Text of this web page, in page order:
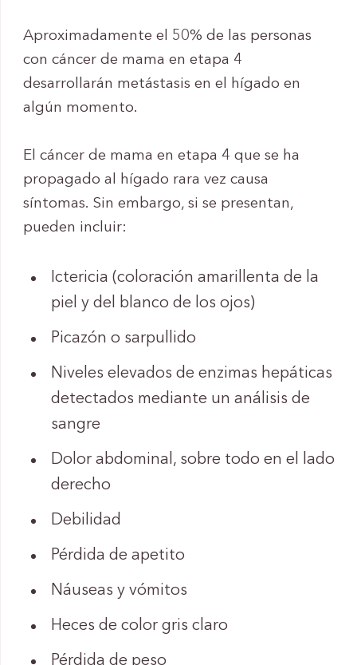
Aproximadamente el 50% de las personas
con cáncer de mama en etapa 4
desarrollarán metástasis en el hígado en
algún momento.
El cáncer de mama en etapa 4 que se ha
propagado al hígado rara vez causa
síntomas. Sin embargo, si se presentan,
pueden incluir:
Ictericia (coloración amarillenta de la
piel y del blanco de los ojos)
Picazón o sarpullido
Niveles elevados de enzimas hepáticas
detectados mediante un análisis de
sangre
Dolor abdominal, sobre todo en el lado
derecho
Debilidad
Pérdida de apetito
Náuseas y vómitos
Heces de color gris claro
Pérdida de peso